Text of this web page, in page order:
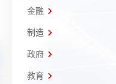
金融
制造
政府
教育